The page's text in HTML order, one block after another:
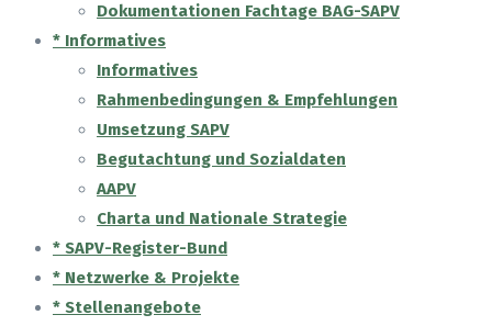
Dokumentationen Fachtage BAG-SAPV
* Informatives
Informatives
Rahmenbedingungen & Empfehlungen
Umsetzung SAPV
Begutachtung und Sozialdaten
AAPV
Charta und Nationale Strategie
* SAPV-Register-Bund
* Netzwerke & Projekte
* Stellenangebote